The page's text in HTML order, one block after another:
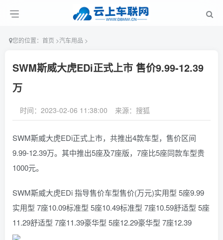
您的位置： 首页 >汽车用品 >
SWM斯威大虎EDi正式上市 售价9.99-12.39
万
时间：2023-02-06 11:38:00 来源：搜狐
SWM斯威大虎EDi正式上市，共推出4款车型，售价区间
9.99-12.39万。其中推出5座及7座版，7座比5座同款车型贵
1000元。
SWM斯威大虎EDi 指导售价车型售价(万元)实用型 5座9.99
实用型 7座10.09标准型 5座10.49标准型 7座10.59舒适型 5座
11.29舒适型 7座11.39豪华型 5座12.29豪华型 7座12.39